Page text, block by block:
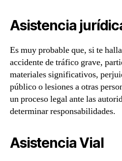
Asistencia
Es muy probable que, si te
accidente de tráfico grave,
materiales significativos,
público o lesiones a otras
un proceso legal ante las
determinar responsabilidades.
Asistencia Vial